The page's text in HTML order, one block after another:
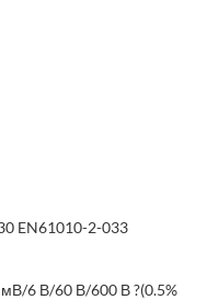
EN61010-2-033
6 В/60 В/600 В ?(0.5%